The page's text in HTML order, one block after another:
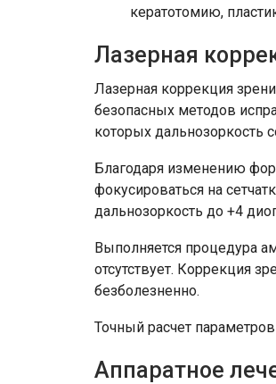
кератотомию,
Лазерная
Лазерная коррекция
безопасных методов
которых дальнозоркость
Благодаря изменению
фокусироваться на
дальнозоркость до +4
Выполняется процедура
отсутствует. Коррекция
безболезненно.
Точный расчет
Аппаратное